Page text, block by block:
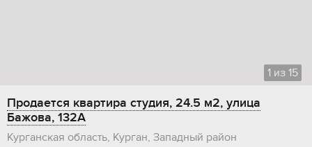
1 из 15
Продается квартира студия, 24.5 м2, улица
Бажова, 132А
Курганская область, Курган, Западный район